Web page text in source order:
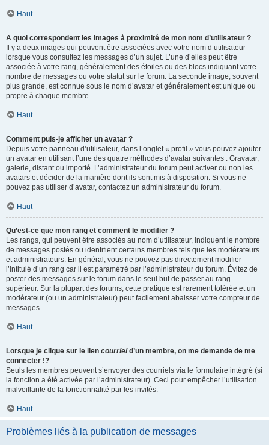
Haut
A quoi correspondent les images à proximité de mon nom d’utilisateur ?
Il y a deux images qui peuvent être associées avec votre nom d’utilisateur
lorsque vous consultez les messages d’un sujet. L’une d’elles peut être
associée à votre rang, généralement des étoiles ou des blocs indiquant votre
nombre de messages ou votre statut sur le forum. La seconde image, souvent
plus grande, est connue sous le nom d’avatar et généralement est unique ou
propre à chaque membre.
Haut
Comment puis-je afficher un avatar ?
Depuis votre panneau d’utilisateur, dans l’onglet « profil » vous pouvez ajouter
un avatar en utilisant l’une des quatre méthodes d’avatar suivantes : Gravatar,
galerie, distant ou importé. L’administrateur du forum peut activer ou non les
avatars et décider de la manière dont ils sont mis à disposition. Si vous ne
pouvez pas utiliser d’avatar, contactez un administrateur du forum.
Haut
Qu’est-ce que mon rang et comment le modifier ?
Les rangs, qui peuvent être associés au nom d’utilisateur, indiquent le nombre
de messages postés ou identifient certains membres tels que les modérateurs
et administrateurs. En général, vous ne pouvez pas directement modifier
l’intitulé d’un rang car il est paramétré par l’administrateur du forum. Évitez de
poster des messages sur le forum dans le seul but de passer au rang
supérieur. Sur la plupart des forums, cette pratique est rarement tolérée et un
modérateur (ou un administrateur) peut facilement abaisser votre compteur de
messages.
Haut
Lorsque je clique sur le lien courrield’un membre, on me demande de me
connecter !?
Seuls les membres peuvent s’envoyer des courriels via le formulaire intégré (si
la fonction a été activée par l’administrateur). Ceci pour empêcher l’utilisation
malveillante de la fonctionnalité par les invités.
Haut
Problèmes liés à la publication de messages